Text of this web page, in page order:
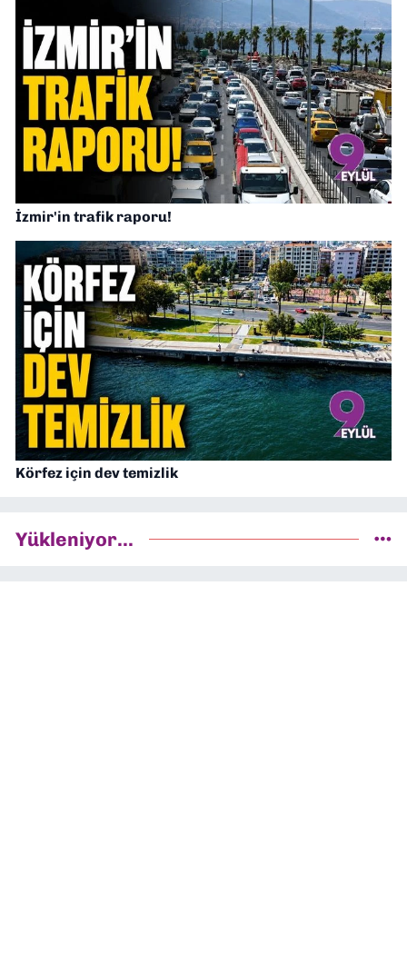
İzmir'in trafik raporu!
Körfez için dev temizlik
Yükleniyor...